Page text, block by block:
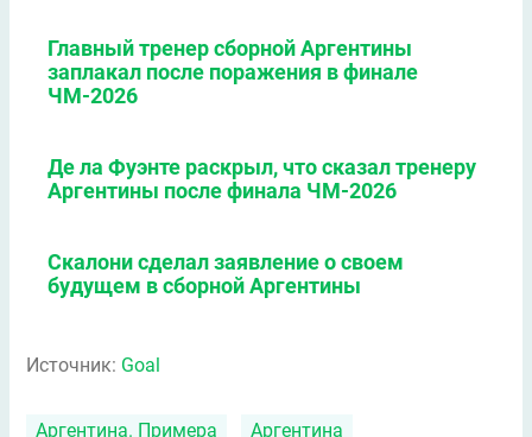
Главный тренер сборной Аргентины
заплакал после поражения в финале
ЧМ-2026
Де ла Фуэнте раскрыл, что сказал тренеру
Аргентины после финала ЧМ-2026
Скалони сделал заявление о своем
будущем в сборной Аргентины
Источник: Goal
Аргентина. Примера Аргентина